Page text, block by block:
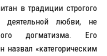
в традиции строгого
деятельной любви, не
догматизма. Его
назвал «категорическим